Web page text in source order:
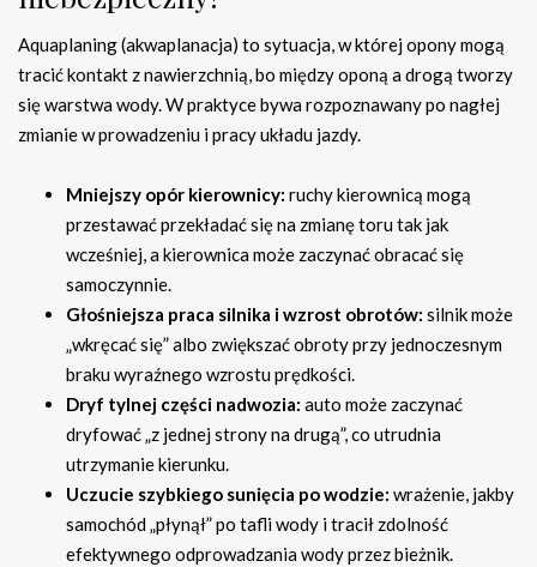
Aquaplaning (akwaplanacja) to sytuacja, w której opony mogą
tracić kontakt z nawierzchnią, bo między oponą a drogą tworzy
się warstwa wody. W praktyce bywa rozpoznawany po nagłej
zmianie w prowadzeniu i pracy układu jazdy.
Mniejszy opór kierownicy: ruchy kierownicą mogą
przestawać przekładać się na zmianę toru tak jak
wcześniej, a kierownica może zaczynać obracać się
samoczynnie.
Głośniejsza praca silnika i wzrost obrotów: silnik może
„wkręcać się” albo zwiększać obroty przy jednoczesnym
braku wyraźnego wzrostu prędkości.
Dryf tylnej części nadwozia: auto może zaczynać
dryfować „z jednej strony na drugą”, co utrudnia
utrzymanie kierunku.
Uczucie szybkiego sunięcia po wodzie: wrażenie, jakby
samochód „płynął” po tafli wody i tracił zdolność
efektywnego odprowadzania wody przez bieżnik.